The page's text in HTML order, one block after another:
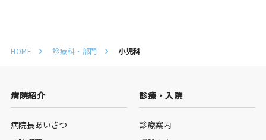
HOME 診療科・部門 小児科
病院紹介
病院長あいさつ
診療・入院
診療案内